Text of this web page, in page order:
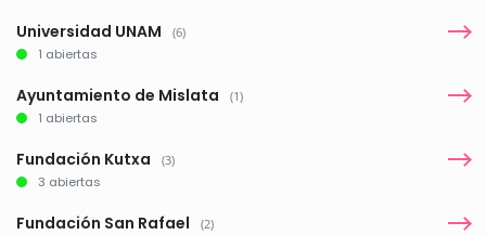
Universidad UNAM (6)
1 abiertas
Ayuntamiento de Mislata (1)
1 abiertas
Fundación Kutxa (3)
3 abiertas
Fundación San Rafael (2)